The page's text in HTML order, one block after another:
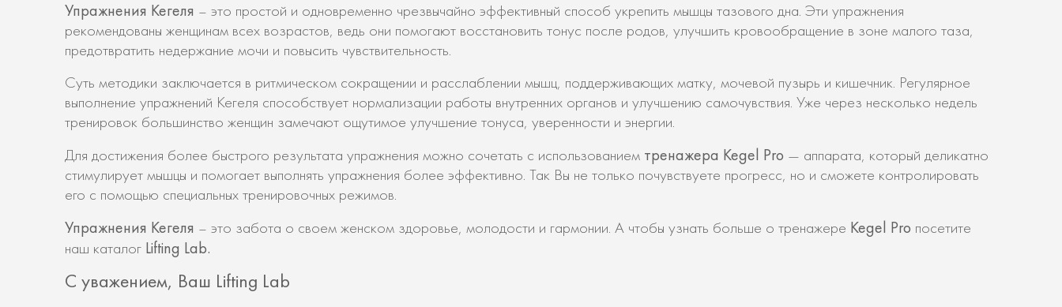
Упражнения Кегеля – это простой и одновременно чрезвычайно эффективный способ укрепить мышцы тазового дна. Эти упражнения
рекомендованы женщинам всех возрастов, ведь они помогают восстановить тонус после родов, улучшить кровообращение в зоне малого таза,
предотвратить недержание мочи и повысить чувствительность.
Суть методики заключается в ритмическом сокращении и расслаблении мышц, поддерживающих матку, мочевой пузырь и кишечник. Регулярное
выполнение упражнений Кегеля способствует нормализации работы внутренних органов и улучшению самочувствия. Уже через несколько недель
тренировок большинство женщин замечают ощутимое улучшение тонуса, уверенности и энергии.
Для достижения более быстрого результата упражнения можно сочетать с использованием тренажера Kegel Pro — аппарата, который деликатно
стимулирует мышцы и помогает выполнять упражнения более эффективно. Так Вы не только почувствуете прогресс, но и сможете контролировать
его с помощью специальных тренировочных режимов.
Упражнения Кегеля – это забота о своем женском здоровье, молодости и гармонии. А чтобы узнать больше о тренажере Kegel Pro посетите
наш каталог Lifting Lab.
С уважением, Ваш Lifting Lab